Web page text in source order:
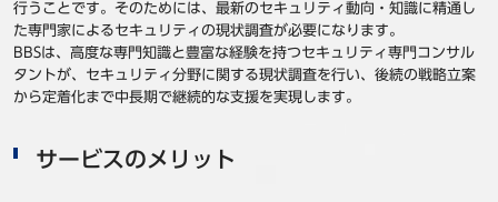
行うことです。そのためには、最新のセキュリティ動向・知識に精通し
た専門家によるセキュリティの現状調査が必要になります。
BBSは、高度な専門知識と豊富な経験を持つセキュリティ専門コンサル
タントが、セキュリティ分野に関する現状調査を行い、後続の戦略立案
から定着化まで中長期で継続的な支援を実現します。
サービスのメリット